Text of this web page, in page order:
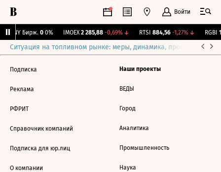
Войти
CNY Бирж. 0 0% IMOEX 2 285,88 -0,69%↓ RTSI 884,56 -1,27%↓ RGBI
Ситуация на топливном рынке: меры, динамика, прогнозы
Подписка
Реклама
РФРИТ
Справочник компаний
Подписка для юр.лиц
О компании
Наши проекты
ВЕДЫ
Город
Аналитика
Промышленность
Наука